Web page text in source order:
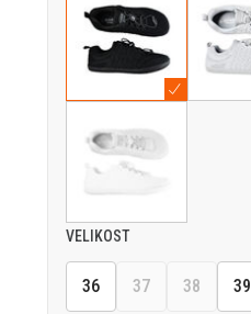
VELIKOST
36 37 38 39